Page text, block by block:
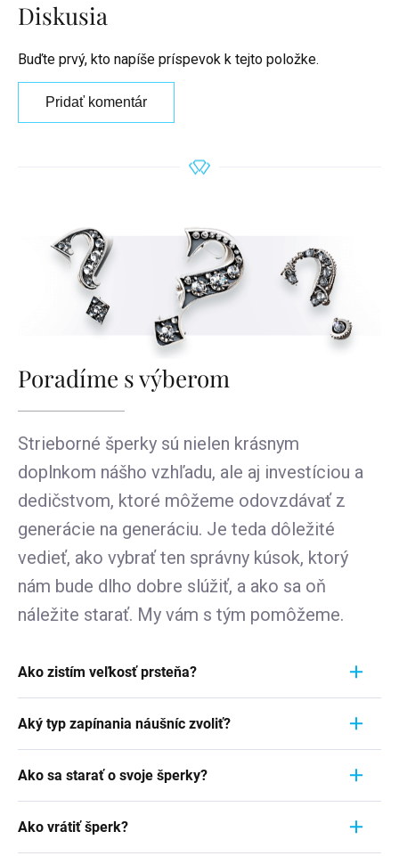
Diskusia
Buďte prvý, kto napíše príspevok k tejto položke.
Pridať komentár
Poradíme s výberom
Strieborné šperky sú nielen krásnym
doplnkom nášho vzhľadu, ale aj investíciou a
dedičstvom, ktoré môžeme odovzdávať z
generácie na generáciu. Je teda dôležité
vedieť, ako vybrať ten správny kúsok, ktorý
nám bude dlho dobre slúžiť, a ako sa oň
náležite starať. My vám s tým pomôžeme.
Ako zistím veľkosť prsteňa?
Aby ste zistili jeho veľkosť, vezmite pravítko a
položte ho priamo na prstienok, ktorý momentálne
nosíte. Dôležité je zamerať sa na jeho VNÚTORNÝ
znamená to, že vaša veľkosť prstienka je 7.
Aký typ zapínania náušníc zvoliť?
pohodlie, bezpečnosť a štýl náušníc. Strieborné
náušnice zvyčajne majú klasické háčiky, ktoré sú
jednoduché a pohodlné. Náušnice s pevným
Ako sa starať o svoje šperky?
vkusu, ale často aj symbolom významnej životnej
Ako vrátiť šperk?